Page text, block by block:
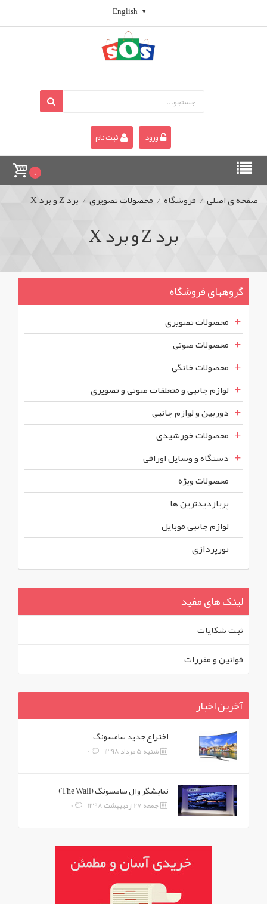
English
ورود ثبت نام
0
صفحه ی اصلی / فروشگاه / محصولات تصویری / برد Z و برد X
برد Z و برد X
گروههای فروشگاه
محصولات تصویری
محصولات صوتی
محصولات خانگی
لوازم جانبی و متعلقات صوتی و تصویری
دوربین و لوازم جانبی
محصولات خورشیدی
دستگاه و وسایل اوراقی
محصولات ويژه
پربازديدترين ها
لوازم جانبی موبایل
نورپردازی
لینک های مفید
ثبت شکايات
قوانين و مقررات
آخرین اخبار
اختراع جدید سامسونگ
شنبه 5 مرداد 1398 0
نمایشگر وال سامسونگ (The Wall)
جمعه 27 اردیبهشت 1398 0